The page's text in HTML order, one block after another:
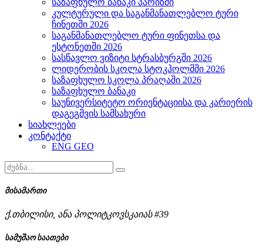
საზაფხულო ბანაკი პარიზში
კულტურული და საგანმანათლებლო ტური
ჩინეთში 2026
საგანმანათლებლო ტური ფინეთსა და
ესტონეთში 2026
სასწავლო ვიზიტი სტრასბურგში 2026
ლიდერობის სკოლა სტოკჰოლმში 2026
საზაფხულო სკოლა პრაღაში 2026
საზაფხულო ბანაკი
საუნივერსიტეტო ორიენტაციისა და კარიერის
დაგეგმვის სამსახური
სიახლეები
კონტაქტი
ENG GEO
მისამართი
ქ.თბილისი, ანა პოლიტკოვსკაიას #39
სამუშაო საათები